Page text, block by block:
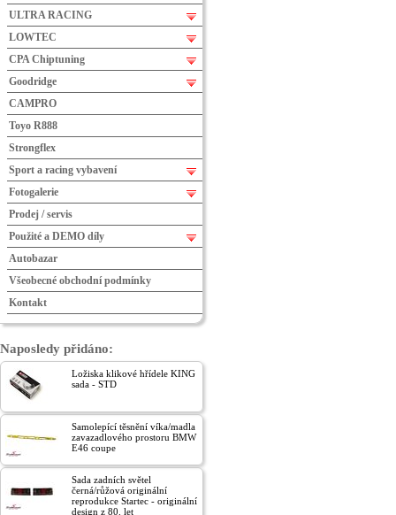
ULTRA RACING
LOWTEC
CPA Chiptuning
Goodridge
CAMPRO
Toyo R888
Strongflex
Sport a racing vybavení
Fotogalerie
Prodej / servis
Použité a DEMO díly
Autobazar
Všeobecné obchodní podmínky
Kontakt
Naposledy přidáno:
Ložiska klikové hřídele KING
sada - STD
Samolepící těsnění víka/madla
zavazadlového prostoru BMW
E46 coupe
Sada zadních světel
černá/růžová originální
reprodukce Startec - originální
design z 80. let